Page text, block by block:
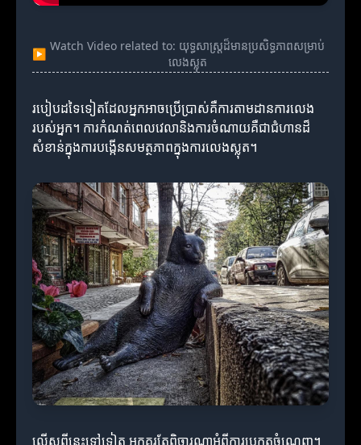
▶
Watch Video related to: យុទ្ធសាស្ត្រដ៏មានប្រសិទ្ធភាពសម្រាប់
លេងស្លុត
របៀបដទៃទៀតដែលអ្នកអាចប្រើប្រាស់គឺការតាមដានការលេង
របស់អ្នក។ ការកំណត់ពេលវេលានិងការចំណាយគឺជាជំហានដ៏
សំខាន់ក្នុងការបង្កើនសមត្ថភាពក្នុងការលេងស្លុត។
លើសពីនេះទៅទៀត អ្នកគួរតែពិចារណាអំពីការប្រកួតចំណេញ។